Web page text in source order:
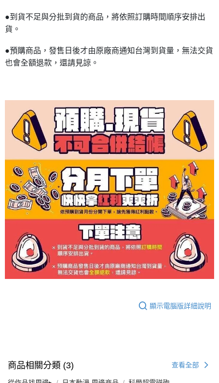
●到貨不足與分批到貨的商品，將依照訂購時間順序安排出
貨。
●預購商品，發售日後才由原廠商通知台灣到貨量，無法交貨
也會全額退款，還請見諒。
顯示電腦版詳細說明
商品相關分類 (3) 查看全部